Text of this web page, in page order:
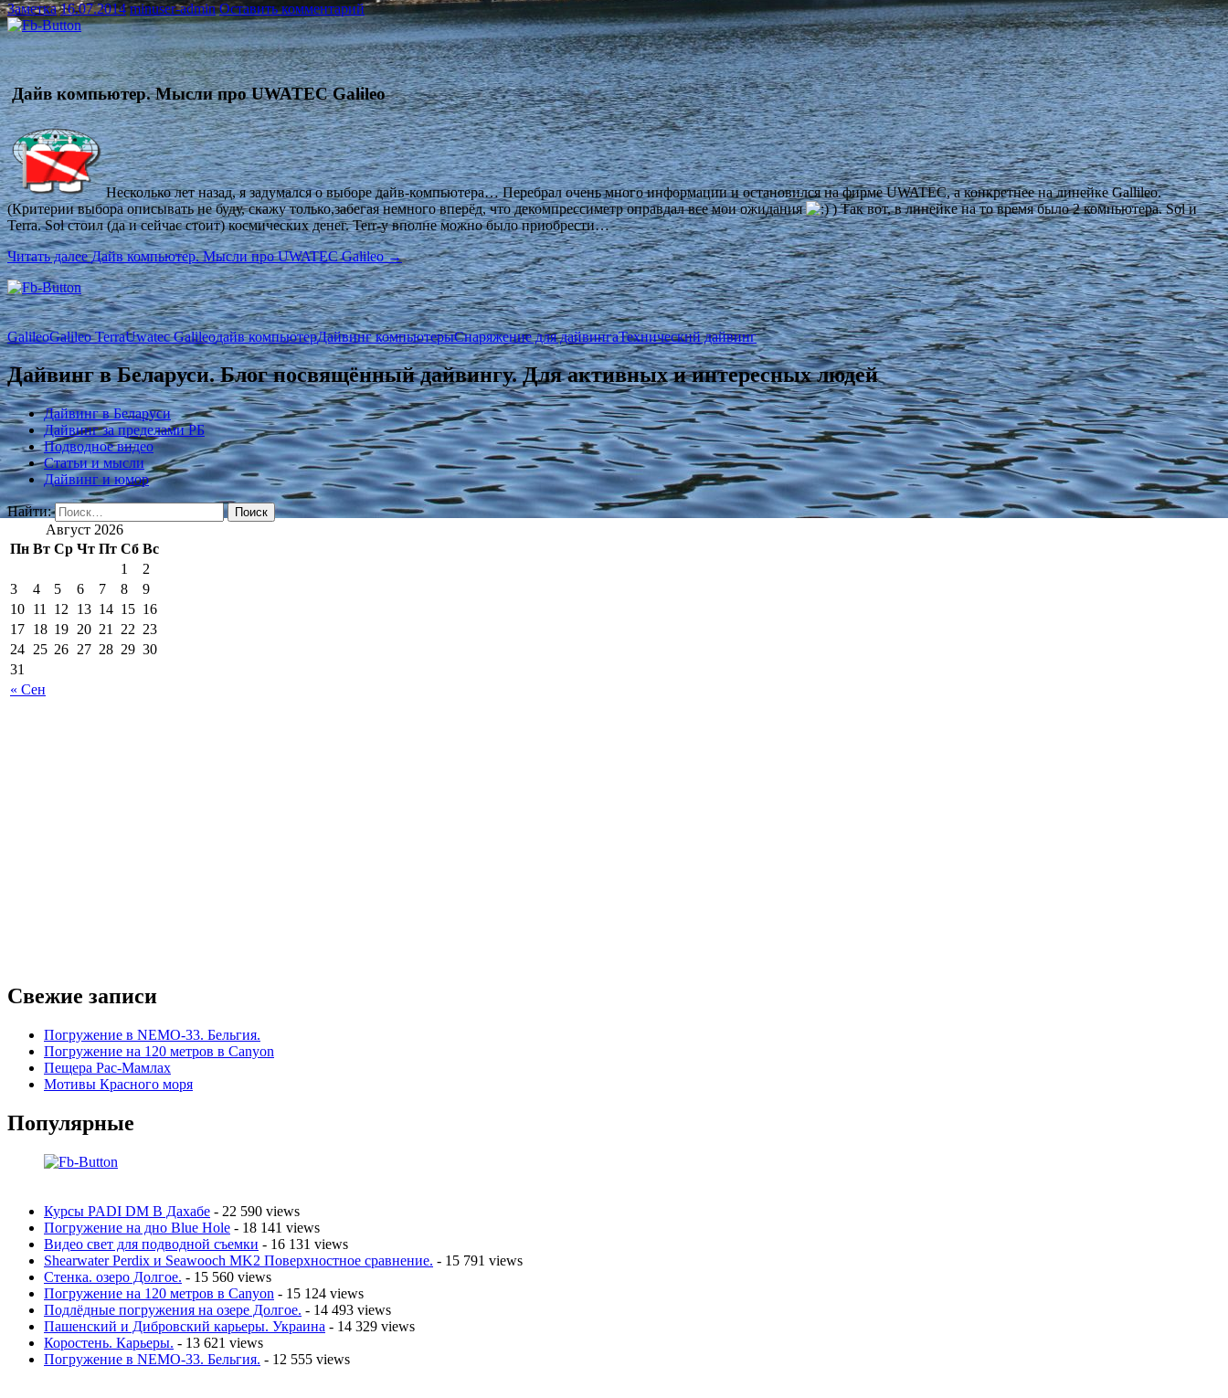
Заметка 16.07.2014 minuser-admin Оставить комментарий
Дайв компьютер. Мысли про UWATEC Galileo
Несколько лет назад, я задумался о выборе дайв-компьютера… Перебрал очень много информации и остановился на фирме UWATEC, а конкретнее на линейке Gallileо.
(Критерии выбора описывать не буду, скажу только,забегая немного вперёд, что декомпрессиметр оправдал все мои ожидания
) Так вот, в линейке на то время было 2 компьютера. Sol и
Terra. Sol стоил (да и сейчас стоит) космических денег. Terr-у вполне можно было приобрести…
Читать далееДайв компьютер. Мысли про UWATEC Galileo →
GalileoGalileo TerraUwatec Galileoдайв компьютерДайвинг компьютерыСнаряжение для дайвингаТехнический дайвинг
Дайвинг в Беларуси. Блог посвящённый дайвингу. Для активных и интересных людей
Дайвинг в Беларуси
Дайвинг за пределами РБ
Подводное видео
Статьи и мысли
Дайвинг и юмор
Найти:
Август 2026
Пн Вт Ср Чт Пт Сб Вс
« Сен
1
2
3
4 5 6 7 8
9
10 11 12 13 14 15 16
17 18 19 20 21 22 23
24 25 26 27 28 29 30
31
Свежие записи
Погружение в NEMO-33. Бельгия.
Погружение на 120 метров в Canyon
Пещера Рас-Мамлах
Мотивы Красного моря
Популярные
Курсы PADI DM В Дахабе - 22 590 views
Погружение на дно Blue Hole - 18 141 views
Видео свет для подводной съемки - 16 131 views
Shearwater Perdix и Seawooch MK2 Поверхностное сравнение. - 15 791 views
Стенка. озеро Долгое. - 15 560 views
Погружение на 120 метров в Canyon - 15 124 views
Подлёдные погружения на озере Долгое. - 14 493 views
Пашенский и Дибровский карьеры. Украина - 14 329 views
Коростень. Карьеры. - 13 621 views
Погружение в NEMO-33. Бельгия. - 12 555 views